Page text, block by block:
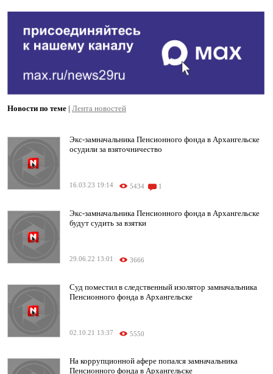
Новости по теме | Лента новостей
Экс-замначальника Пенсионного фонда в Архангельске
осудили за взяточничество
16.03.23 19:14 5434 1
Экс-замначальника Пенсионного фонда в Архангельске
будут судить за взятки
29.06.22 13:01 3666
Суд поместил в следственный изолятор замначальника
Пенсионного фонда в Архангельске
02.10.21 13:37 5550
На коррупционной афере попался замначальника
Пенсионного фонда в Архангельске